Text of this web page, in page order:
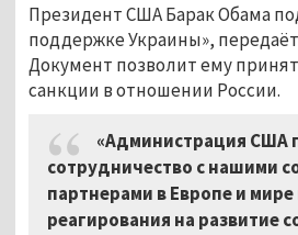
Президент США Барак Обама
поддержке Украины»,
Документ позволит ему
санкции в отношении России.
«Администрация США
сотрудничество с нашими
партнерами в Европе и мире
реагирования на развитие